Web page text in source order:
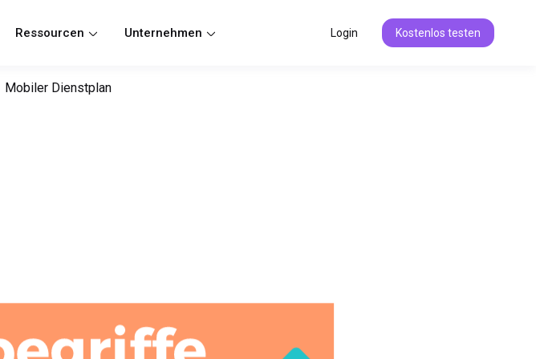
Ressourcen Unternehmen Login Kostenlos testen
Mobiler Dienstplan